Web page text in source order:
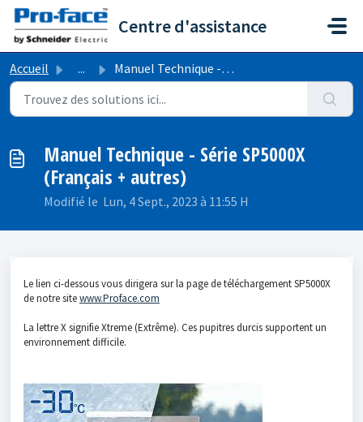
Passer au contenu principal
Centre d'assistance
Accueil ... Manuel Technique - Série SP5000X (Français + autres)
Manuel Technique - Série SP5000X
(Français + autres)
Modifié le Lun, 4 Sept., 2023 à 11:55 H
Le lien ci-dessous vous dirigera sur la page de téléchargement SP5000X
de notre sitewww.Proface.com
La lettre X signifie Xtreme (Extrême). Ces pupitres durcis supportent un
environnement difficile.